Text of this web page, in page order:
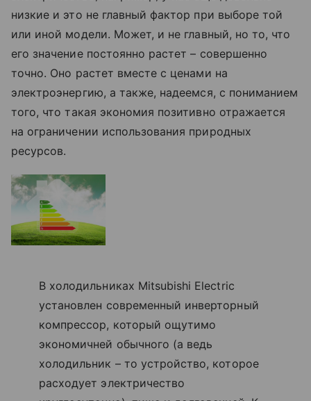
низкие и это не главный фактор при выборе той
или иной модели. Может, и не главный, но то, что
его значение постоянно растет – совершенно
точно. Оно растет вместе с ценами на
электроэнергию, а также, надеемся, с пониманием
того, что такая экономия позитивно отражается
на ограничении использования природных
ресурсов.
В холодильниках Mitsubishi Electric
установлен современный инверторный
компрессор, который ощутимо
экономичней обычного (а ведь
холодильник – то устройство, которое
расходует электричество